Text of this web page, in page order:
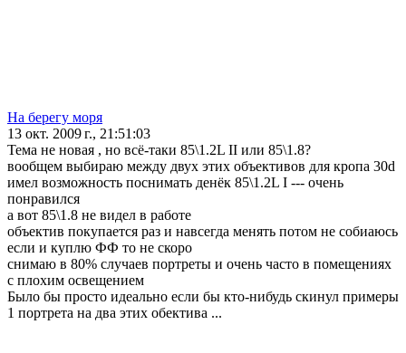
На берегу моря
13 окт. 2009 г., 21:51:03
Тема не новая , но всё-таки 85\1.2L II или 85\1.8?
вообщем выбираю между двух этих объективов для кропа 30d
имел возможность поснимать денёк 85\1.2L I --- очень
понравился
а вот 85\1.8 не видел в работе
объектив покупается раз и навсегда менять потом не собиаюсь
если и куплю ФФ то не скоро
снимаю в 80% случаев портреты и очень часто в помещениях
с плохим освещением
Было бы просто идеально если бы кто-нибудь скинул примеры
1 портрета на два этих обектива ...